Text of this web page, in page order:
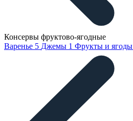
Консервы фруктово-ягодные
Варенье 5 Джемы 1 Фрукты и ягоды